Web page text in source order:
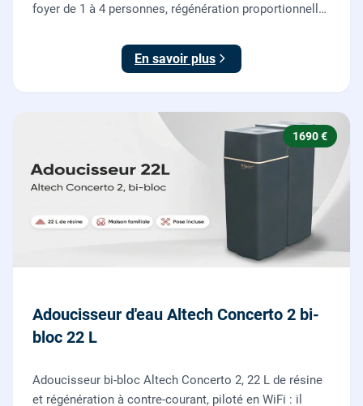
foyer de 1 à 4 personnes, régénération proportionnelle
toute la maison du calcaire.
En savoir plus
1690 €
Adoucisseur d'eau Altech Concerto 2 bi-
bloc 22 L
Adoucisseur bi-bloc Altech Concerto 2, 22 L de résine
et régénération à contre-courant, piloté en WiFi : il